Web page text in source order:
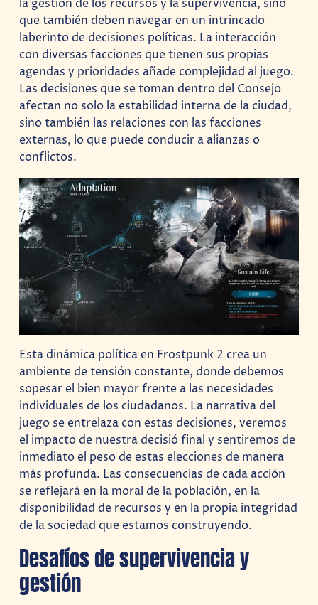
la gestión de los recursos y la supervivencia, sino
que también deben navegar en un intrincado
laberinto de decisiones políticas. La interacción
con diversas facciones que tienen sus propias
agendas y prioridades añade complejidad al juego.
Las decisiones que se toman dentro del Consejo
afectan no solo la estabilidad interna de la ciudad,
sino también las relaciones con las facciones
externas, lo que puede conducir a alianzas o
conflictos.
Esta dinámica política en Frostpunk 2 crea un
ambiente de tensión constante, donde debemos
sopesar el bien mayor frente a las necesidades
individuales de los ciudadanos. La narrativa del
juego se entrelaza con estas decisiones, veremos
el impacto de nuestra decisió final y sentiremos de
inmediato el peso de estas elecciones de manera
más profunda. Las consecuencias de cada acción
se reflejará en la moral de la población, en la
disponibilidad de recursos y en la propia integridad
de la sociedad que estamos construyendo.
Desafíos de supervivencia y
gestión